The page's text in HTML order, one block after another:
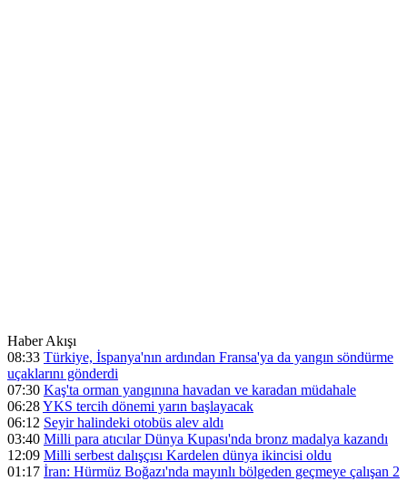
Haber Akışı
08:33 Türkiye, İspanya'nın ardından Fransa'ya da yangın söndürme
uçaklarını gönderdi
07:30 Kaş'ta orman yangınına havadan ve karadan müdahale
06:28YKS tercih dönemi yarın başlayacak
06:12 Seyir halindeki otobüs alev aldı
03:40 Milli para atıcılar Dünya Kupası'nda bronz madalya kazandı
12:09 Milli serbest dalışçısı Kardelen dünya ikincisi oldu
01:17 İran: Hürmüz Boğazı'nda mayınlı bölgeden geçmeye çalışan 2